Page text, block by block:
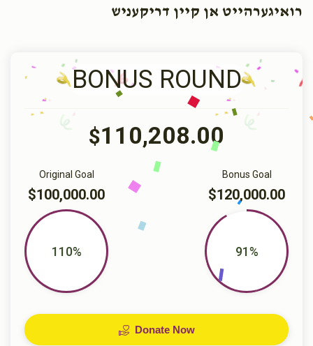
רואיגערהייט אן קיין דריקעניש
BONUS ROUND
$110,208.00
Bonus Goal
$120,000.00
91%
Original Goal
$100,000.00
110%
Donate Now